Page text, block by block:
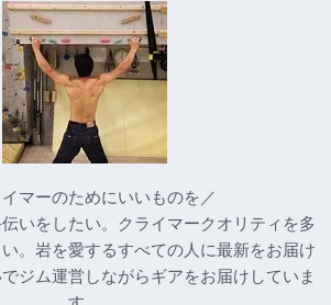
イマーのためにいいものを／
いをしたい。クライマークオリティを多
。岩を愛するすべての人に最新をお届け
ジム運営しながらギアをお届けしていま